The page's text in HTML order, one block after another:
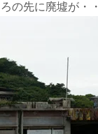
の先に廃墟が・・